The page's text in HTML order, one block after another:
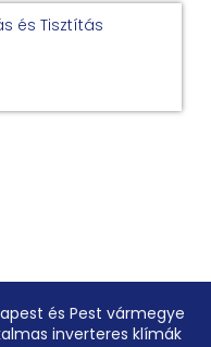
és Tisztítás
és Pest vármegye
inverteres klímák